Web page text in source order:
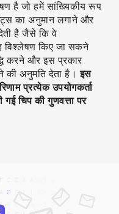
है जो हमें सांख्यिकीय रूप
का अनुमान लगाने और
है जैसे कि वे
विश्लेषण किए जा सकने
करने और इस प्रकार
की अनुमति देता है।इस
प्रत्येक उपयोगकर्ता
चिप की गुणवत्ता पर